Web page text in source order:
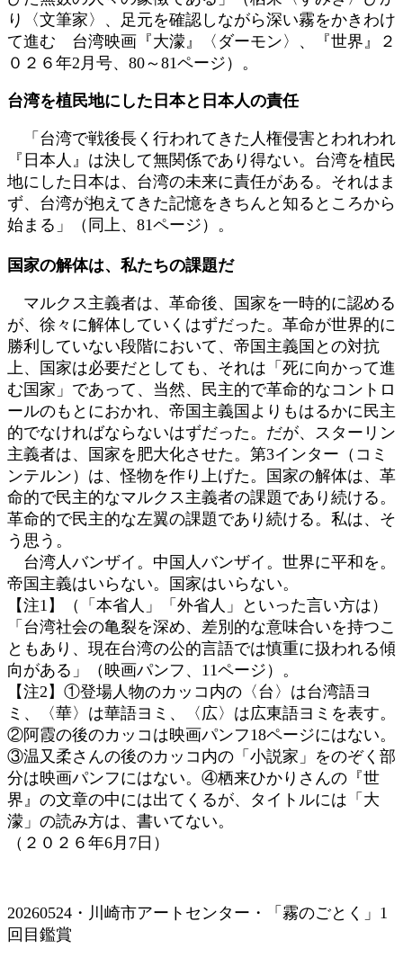
り〈文筆家〉、足元を確認しながら深い霧をかきわけ
て進む 台湾映画『大濛』〈ダーモン〉、『世界』２
０２６年2月号、80～81ページ）。
台湾を植民地にした日本と日本人の責任
「台湾で戦後長く行われてきた人権侵害とわれわれ
『日本人』は決して無関係であり得ない。台湾を植民
地にした日本は、台湾の未来に責任がある。それはま
ず、台湾が抱えてきた記憶をきちんと知るところから
始まる」（同上、81ページ）。
国家の解体は、私たちの課題だ
マルクス主義者は、革命後、国家を一時的に認める
が、徐々に解体していくはずだった。革命が世界的に
勝利していない段階において、帝国主義国との対抗
上、国家は必要だとしても、それは「死に向かって進
む国家」であって、当然、民主的で革命的なコントロ
ールのもとにおかれ、帝国主義国よりもはるかに民主
的でなければならないはずだった。だが、スターリン
主義者は、国家を肥大化させた。第3インター（コミ
ンテルン）は、怪物を作り上げた。国家の解体は、革
命的で民主的なマルクス主義者の課題であり続ける。
革命的で民主的な左翼の課題であり続ける。私は、そ
う思う。
台湾人バンザイ。中国人バンザイ。世界に平和を。
帝国主義はいらない。国家はいらない。
【注1】（「本省人」「外省人」といった言い方は）
「台湾社会の亀裂を深め、差別的な意味合いを持つこ
ともあり、現在台湾の公的言語では慎重に扱われる傾
向がある」（映画パンフ、11ページ）。
【注2】①登場人物のカッコ内の〈台〉は台湾語ヨ
ミ、〈華〉は華語ヨミ、〈広〉は広東語ヨミを表す。
②阿霞の後のカッコは映画パンフ18ページにはない。
③温又柔さんの後のカッコ内の「小説家」をのぞく部
分は映画パンフにはない。④栖来ひかりさんの『世
界』の文章の中には出てくるが、タイトルには「大
濛」の読み方は、書いてない。
（２０２６年6月7日）
20260524・川崎市アートセンター・「霧のごとく」1
回目鑑賞